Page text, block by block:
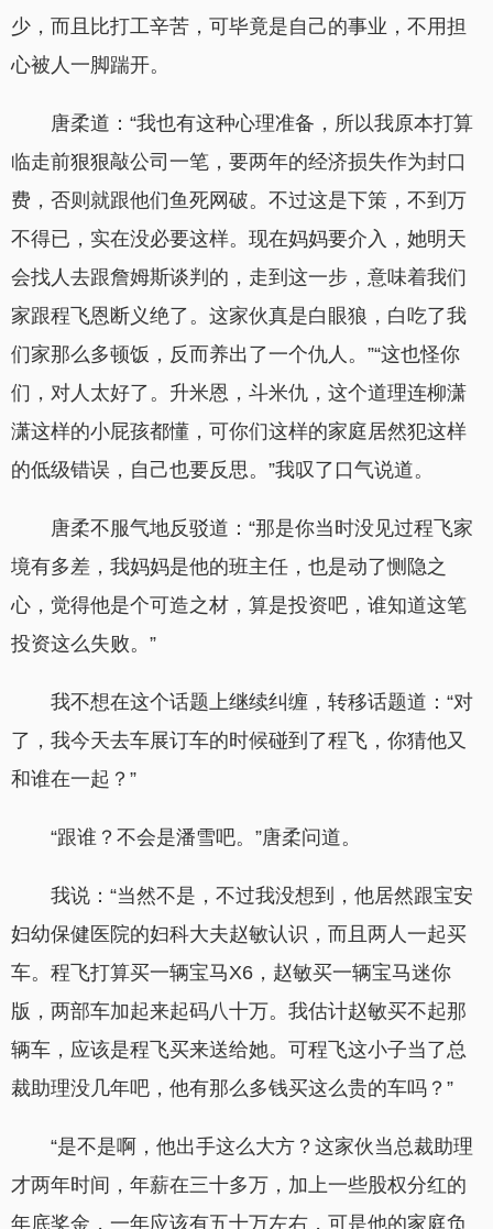
少，而且比打工辛苦，可毕竟是自己的事业，不用担
心被人一脚踹开。
唐柔道：“我也有这种心理准备，所以我原本打算
临走前狠狠敲公司一笔，要两年的经济损失作为封口
费，否则就跟他们鱼死网破。不过这是下策，不到万
不得已，实在没必要这样。现在妈妈要介入，她明天
会找人去跟詹姆斯谈判的，走到这一步，意味着我们
家跟程飞恩断义绝了。这家伙真是白眼狼，白吃了我
们家那么多顿饭，反而养出了一个仇人。”“这也怪你
们，对人太好了。升米恩，斗米仇，这个道理连柳潇
潇这样的小屁孩都懂，可你们这样的家庭居然犯这样
的低级错误，自己也要反思。”我叹了口气说道。
唐柔不服气地反驳道：“那是你当时没见过程飞家
境有多差，我妈妈是他的班主任，也是动了恻隐之
心，觉得他是个可造之材，算是投资吧，谁知道这笔
投资这么失败。”
我不想在这个话题上继续纠缠，转移话题道：“对
了，我今天去车展订车的时候碰到了程飞，你猜他又
和谁在一起？”
“跟谁？不会是潘雪吧。”唐柔问道。
我说：“当然不是，不过我没想到，他居然跟宝安
妇幼保健医院的妇科大夫赵敏认识，而且两人一起买
车。程飞打算买一辆宝马X6，赵敏买一辆宝马迷你
版，两部车加起来起码八十万。我估计赵敏买不起那
辆车，应该是程飞买来送给她。可程飞这小子当了总
裁助理没几年吧，他有那么多钱买这么贵的车吗？”
“是不是啊，他出手这么大方？这家伙当总裁助理
才两年时间，年薪在三十多万，加上一些股权分红的
年底奖金，一年应该有五十万左右，可是他的家庭负